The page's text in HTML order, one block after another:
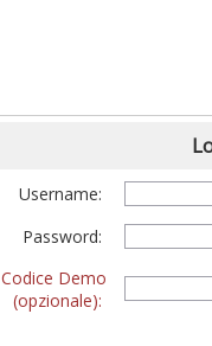
Username:
Password:
Codice Demo
(opzionale):